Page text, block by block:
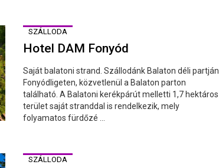
SZÁLLODA
Hotel DAM Fonyód
Saját balatoni strand. Szállodánk Balaton déli partján
Fonyódligeten, közvetlenül a Balaton parton
található. A Balatoni kerékpárút melletti 1,7 hektáros
terület saját stranddal is rendelkezik, mely
folyamatos fürdőzé ...
SZÁLLODA